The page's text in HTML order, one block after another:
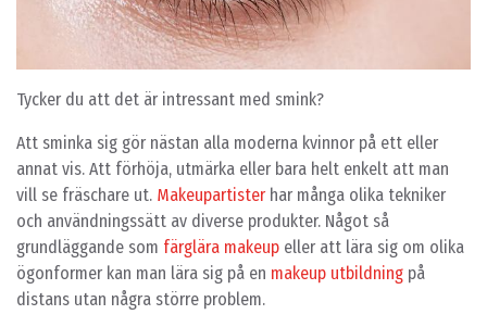
Tycker du att det är intressant med smink?
Att sminka sig gör nästan alla moderna kvinnor på ett eller
annat vis. Att förhöja, utmärka eller bara helt enkelt att man
vill se fräschare ut. Makeupartisterhar många olika tekniker
och användningssätt av diverse produkter. Något så
grundläggande som färglära makeup eller att lära sig om olika
ögonformer kan man lära sig på en makeup utbildning på
distans utan några större problem.